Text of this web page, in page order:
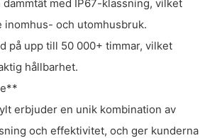
dammtät med IP67-klassning, vilket
inomhus- och utomhusbruk.
på upp till 50 000+ timmar, vilket
hållbarhet.
erbjuder en unik kombination av
och effektivitet, och ger kunderna